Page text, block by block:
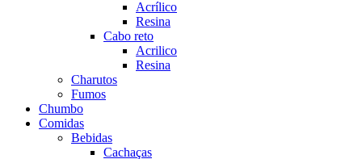
Acrílico
Resina
Cabo reto
Acrilico
Resina
Charutos
Fumos
Chumbo
Comidas
Bebidas
Cachaças